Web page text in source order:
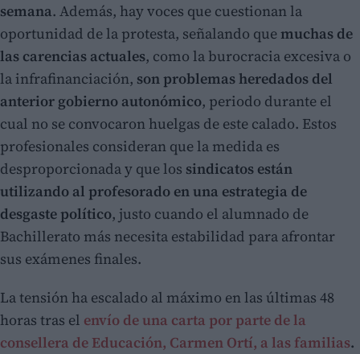
semana. Además, hay voces que cuestionan la
oportunidad de la protesta, señalando quemuchas de
las carencias actuales, como la burocracia excesiva o
la infrafinanciación, son problemas heredados del
anterior gobierno autonómico, periodo durante el
cual no se convocaron huelgas de este calado. Estos
profesionales consideran que la medida es
desproporcionada y que los sindicatos están
utilizando al profesorado en una estrategia de
desgaste político, justo cuando el alumnado de
Bachillerato más necesita estabilidad para afrontar
sus exámenes finales.
La tensión ha escalado al máximo en las últimas 48
horas tras el envío de una carta por parte de la
consellera de Educación, Carmen Ortí, a las familias.